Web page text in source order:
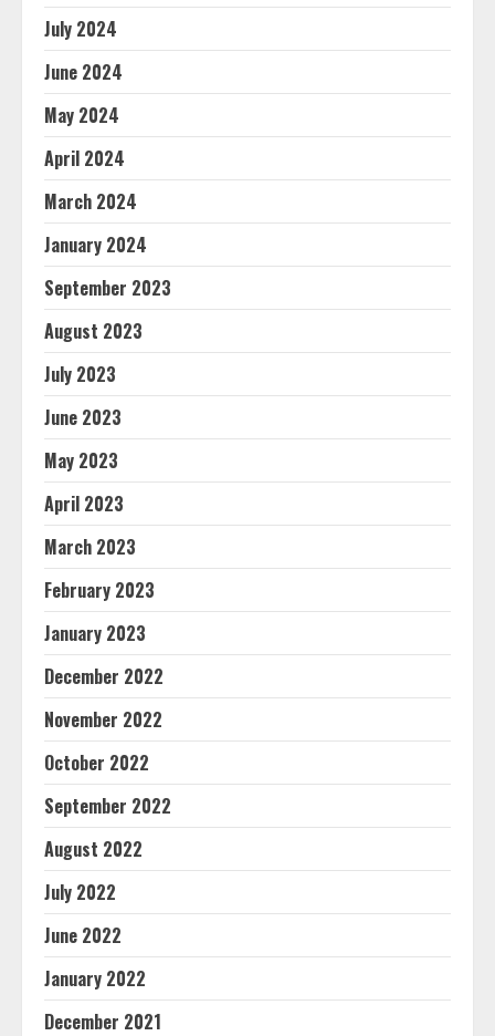
July 2024
June 2024
May 2024
April 2024
March 2024
January 2024
September 2023
August 2023
July 2023
June 2023
May 2023
April 2023
March 2023
February 2023
January 2023
December 2022
November 2022
October 2022
September 2022
August 2022
July 2022
June 2022
January 2022
December 2021